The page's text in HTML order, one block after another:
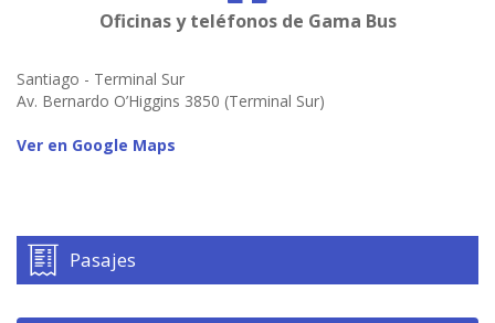
Oficinas y teléfonos de Gama Bus
Santiago - Terminal Sur
Av. Bernardo O’Higgins 3850 (Terminal Sur)
Ver en Google Maps
Pasajes